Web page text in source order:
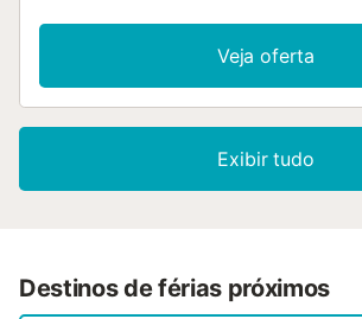
Veja oferta
Exibir tudo
Destinos de férias próximos